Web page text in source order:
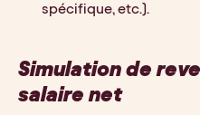
spécifique, etc.).
Simulation de
salaire net